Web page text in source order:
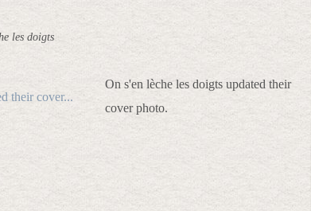
les doigts
On s'en lèche les doigts updated their
cover photo.